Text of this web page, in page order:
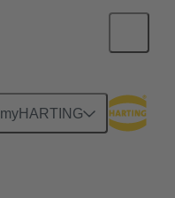
myHARTING